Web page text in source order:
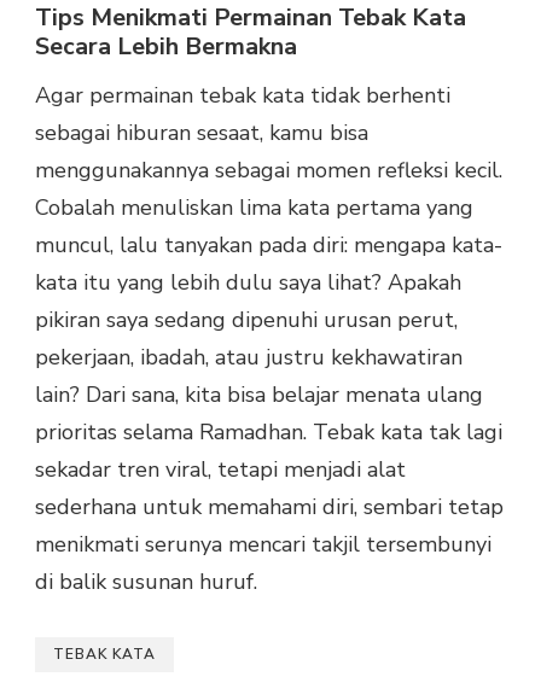
Tips Menikmati Permainan Tebak Kata
Secara Lebih Bermakna
Agar permainan tebak kata tidak berhenti
sebagai hiburan sesaat, kamu bisa
menggunakannya sebagai momen refleksi kecil.
Cobalah menuliskan lima kata pertama yang
muncul, lalu tanyakan pada diri: mengapa kata-
kata itu yang lebih dulu saya lihat? Apakah
pikiran saya sedang dipenuhi urusan perut,
pekerjaan, ibadah, atau justru kekhawatiran
lain? Dari sana, kita bisa belajar menata ulang
prioritas selama Ramadhan. Tebak kata tak lagi
sekadar tren viral, tetapi menjadi alat
sederhana untuk memahami diri, sembari tetap
menikmati serunya mencari takjil tersembunyi
di balik susunan huruf.
TEBAK KATA